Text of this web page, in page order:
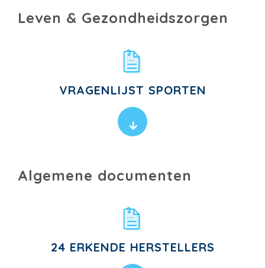
Leven & Gezondheidszorgen
VRAGENLIJST SPORTEN
Algemene documenten
24 ERKENDE HERSTELLERS